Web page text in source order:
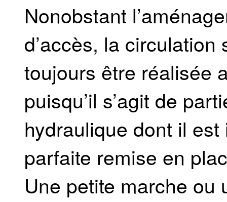
Nonobstant
d’accès, la circulation
toujours être réalisée
puisqu’il s’agit de
hydraulique dont il
parfaite remise en
Une petite marche ou